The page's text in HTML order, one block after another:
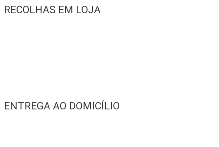
RECOLHAS EM LOJA
ENTREGA AO DOMICÍLIO